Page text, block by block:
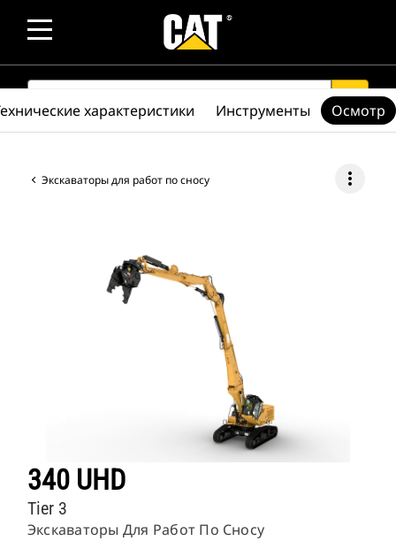
SEARCH search
Экскаваторы для работ по сносу more_vert
340 UHD
Экскаваторы Для Работ По Сносу
Tier 3
характеристики Инструменты Осмотр